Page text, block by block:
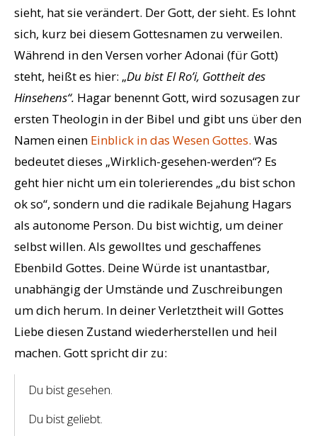
sieht, hat sie verändert. Der Gott, der sieht. Es lohnt
sich, kurz bei diesem Gottesnamen zu verweilen.
Während in den Versen vorher Adonai (für Gott)
steht, heißt es hier: „Du bist El Ro’i, Gottheit des
Hinsehens“. Hagar benennt Gott, wird sozusagen zur
ersten Theologin in der Bibel und gibt uns über den
Namen einen Einblick in das Wesen Gottes. Was
bedeutet dieses „Wirklich-gesehen-werden“? Es
geht hier nicht um ein tolerierendes „du bist schon
ok so“, sondern und die radikale Bejahung Hagars
als autonome Person. Du bist wichtig, um deiner
selbst willen. Als gewolltes und geschaffenes
Ebenbild Gottes. Deine Würde ist unantastbar,
unabhängig der Umstände und Zuschreibungen
um dich herum. In deiner Verletztheit will Gottes
Liebe diesen Zustand wiederherstellen und heil
machen. Gott spricht dir zu:
Du bist gesehen.
Du bist geliebt.